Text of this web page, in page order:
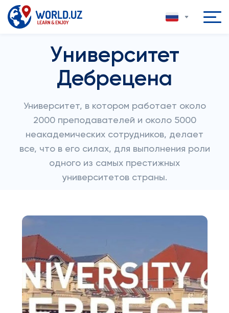
Университет
Дебрецена
Университет, в котором работает около
2000 преподавателей и около 5000
неакадемических сотрудников, делает
все, что в его силах, для выполнения роли
одного из самых престижных
университетов страны.